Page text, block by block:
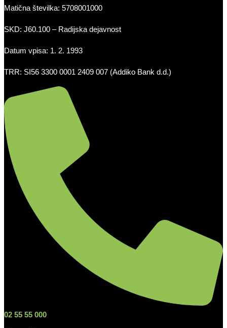
Matična številka: 5708001000
SKD: J60.100 – Radijska dejavnost
Datum vpisa: 1. 2. 1993
TRR: SI56 3300 0001 2409 007 (Addiko Bank d.d.)
02 55 55 000